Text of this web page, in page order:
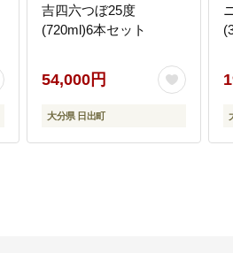
吉四六つぼ25度
(720ml)6本セット
54,000円
大分県 日出町